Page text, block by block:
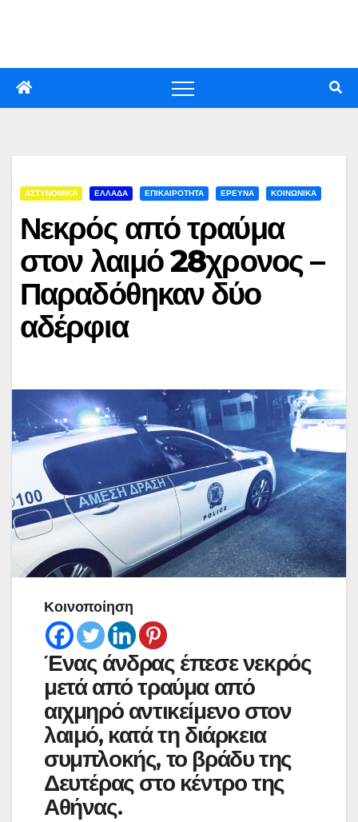
ΑΣΤΥΝΟΜΙΚΑ ΕΛΛΑΔΑ ΕΠΙΚΑΙΡΟΤΗΤΑ ΕΡΕΥΝΑ ΚΟΙΝΩΝΙΚΑ
Νεκρός από τραύμα
στον λαιμό 28χρονος –
Παραδόθηκαν δύο
αδέρφια
Κοινοποίηση
Ένας άνδρας έπεσε νεκρός
μετά από τραύμα από
αιχμηρό αντικείμενο στον
λαιμό, κατά τη διάρκεια
συμπλοκής, το βράδυ της
Δευτέρας στο κέντρο της
Αθήνας.